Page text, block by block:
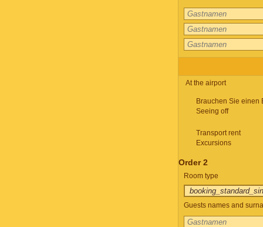
At the airport
Brauchen Sie einen
Seeing off
Transport rent
Excursions
Order 2
Room type
Guests names and